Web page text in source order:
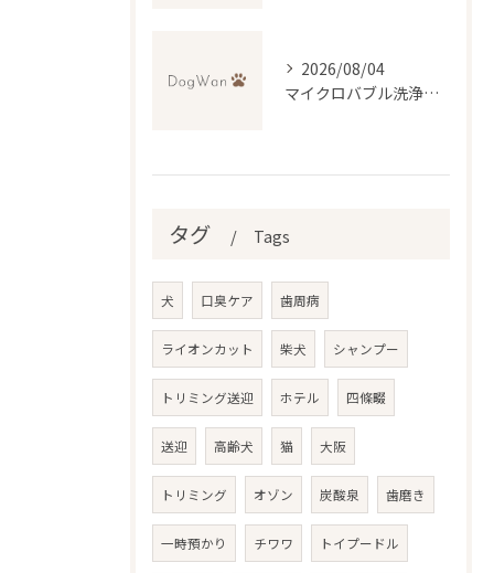
2026/08/04
マイクロバブル洗浄が叶える低刺激トリミングの魅力
タグ Tags
犬 口臭ケア 歯周病
ライオンカット 柴犬 シャンプー
トリミング送迎 ホテル 四條畷
送迎 高齢犬 猫 大阪
トリミング オゾン 炭酸泉 歯磨き
一時預かり チワワ トイプードル